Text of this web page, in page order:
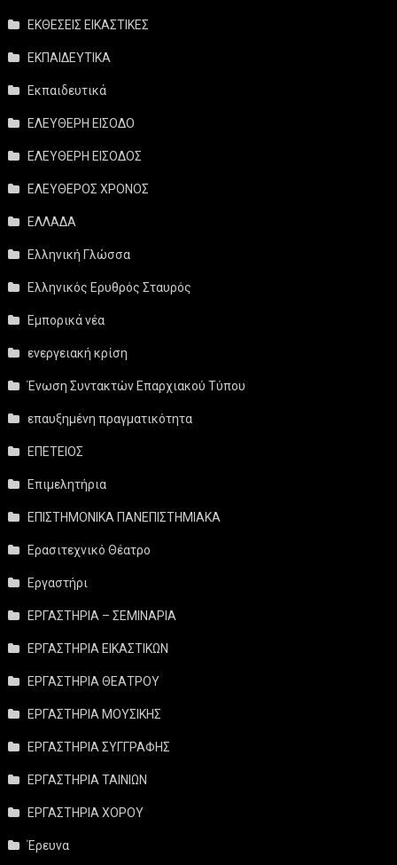
ΕΚΘΕΣΕΙΣ ΕΙΚΑΣΤΙΚΕΣ
ΕΚΠΑΙΔΕΥΤΙΚΑ
Εκπαιδευτικά
ΕΛΕΥΘΕΡΗ ΕΙΣΟΔΟ
ΕΛΕΥΘΕΡΗ ΕΙΣΟΔΟΣ
ΕΛΕΥΘΕΡΟΣ ΧΡΟΝΟΣ
ΕΛΛΑΔΑ
Ελληνική Γλώσσα
Ελληνικός Ερυθρός Σταυρός
Εμπορικά νέα
ενεργειακή κρίση
Ένωση Συντακτών Επαρχιακού Τύπου
επαυξημένη πραγματικότητα
ΕΠΕΤΕΙΟΣ
Επιμελητήρια
ΕΠΙΣΤΗΜΟΝΙΚΑ ΠΑΝΕΠΙΣΤΗΜΙΑΚΑ
Ερασιτεχνικό Θέατρο
Εργαστήρι
ΕΡΓΑΣΤΗΡΙΑ – ΣΕΜΙΝΑΡΙΑ
ΕΡΓΑΣΤΗΡΙΑ ΕΙΚΑΣΤΙΚΩΝ
ΕΡΓΑΣΤΗΡΙΑ ΘΕΑΤΡΟΥ
ΕΡΓΑΣΤΗΡΙΑ ΜΟΥΣΙΚΗΣ
ΕΡΓΑΣΤΗΡΙΑ ΣΥΓΓΡΑΦΗΣ
ΕΡΓΑΣΤΗΡΙΑ ΤΑΙΝΙΩΝ
ΕΡΓΑΣΤΗΡΙΑ ΧΟΡΟΥ
Έρευνα